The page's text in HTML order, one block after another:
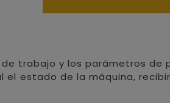
trabajo y los parámetros de
estado de la máquina,